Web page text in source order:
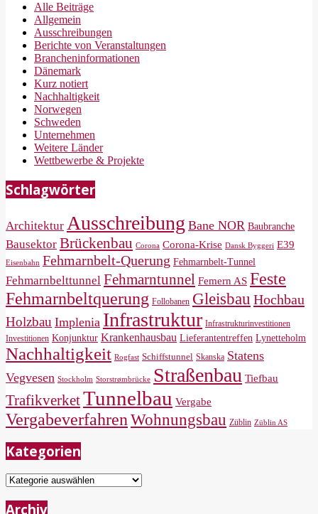
Alle Beiträge
Allgemein
Ausschreibungen
Berichte von Veranstaltungen
Brancheninformationen
Dänemark
Kurz notiert
Nachhaltigkeit
Norwegen
Schweden
Unternehmen
Weitere Länder
Wettbewerbe & Projekte
Schlagwörter
Architektur Ausschreibung Bane NOR Baubranche
Bausektor Brückenbau Corona Corona-Krise Dansk Byggeri E39
Eisenbahn Fehmarnbelt-Querung Fehmarnbelt-Tunnel
Fehmarnbelttunnel Fehmarntunnel Femern AS Feste
Fehmarnbeltquerung Follobanen Gleisbau Hochbau
Holzbau Implenia Infrastruktur Infrastrukturinvestitionen
Investitionen Konjunktur Krankenhausbau Lieferantentreffen Lynetteholm
Nachhaltigkeit Rogfast Schiffstunnel Skanska Statens
Vegvesen Stockholm Storstrømbrücke Straßenbau Tiefbau
TrafikverketTunnelbau Vergabe
VergabeverfahrenWohnungsbau Züblin Züblin AS
Kategorien
Kategorien
Archiv